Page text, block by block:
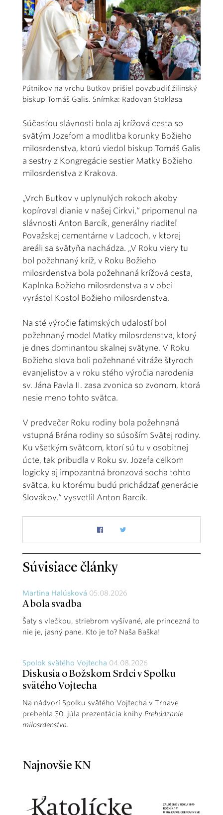
Pútnikov na vrchu Butkov prišiel povzbudiť žilinský
biskup Tomáš Galis. Snímka: Radovan Stoklasa
Súčasťou slávnosti bola aj krížová cesta so
svätým Jozefom a modlitba korunky Božieho
milosrdenstva, ktorú viedol biskup Tomáš Galis
a sestry z Kongregácie sestier Matky Božieho
milosrdenstva z Krakova.
„Vrch Butkov v uplynulých rokoch akoby
kopíroval dianie v našej Cirkvi,“ pripomenul na
slávnosti Anton Barcík, generálny riaditeľ
Považskej cementárne v Ladcoch, v ktorej
areáli sa svätyňa nachádza. „V Roku viery tu
bol požehnaný kríž, v Roku Božieho
milosrdenstva bola požehnaná krížová cesta,
Kaplnka Božieho milosrdenstva a v obci
vyrástol Kostol Božieho milosrdenstva.
Na sté výročie fatimských udalostí bol
požehnaný model Matky milosrdenstva, ktorý
je dnes dominantou skalnej svätyne. V Roku
Božieho slova boli požehnané vitráže štyroch
evanjelistov a v roku stého výročia narodenia
sv. Jána Pavla II. zasa zvonica so zvonom, ktorá
nesie meno tohto svätca.
V predvečer Roku rodiny bola požehnaná
vstupná Brána rodiny so súsoším Svätej rodiny.
Ku všetkým svätcom, ktorí sú tu v osobitnej
úcte, tak pribudla v Roku sv. Jozefa celkom
logicky aj impozantná bronzová socha tohto
svätca, ku ktorému budú prichádzať generácie
Slovákov,“ vysvetlil Anton Barcík.
Súvisiace články
Martina Halúsková 05.08.2026
A bola svadba
Šaty s vlečkou, striebrom vyšívané, ale princezná to
nie je, jasný pane. Kto je to? Naša Baška!
Spolok svätého Vojtecha 04.08.2026
Diskusia o Božskom Srdci v Spolku
svätého Vojtecha
Na nádvorí Spolku svätého Vojtecha v Trnave
prebehla 30. júla prezentácia knihy Prebúdzanie
milosrdenstva.
Najnovšie KN